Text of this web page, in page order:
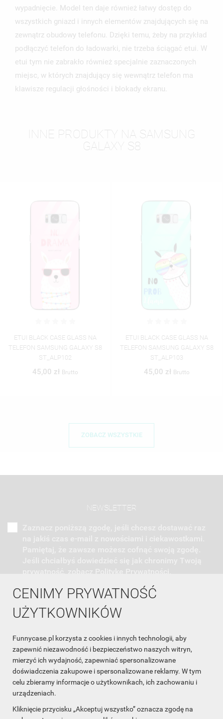
CENIMY PRYWATNOŚĆ
UŻYTKOWNIKÓW
Funnycase.pl korzysta z cookies i innych technologii, aby
zapewnić niezawodność i bezpieczeństwo naszych witryn,
mierzyć ich wydajność, zapewniać spersonalizowane
doświadczenia zakupowe i spersonalizowane reklamy. W tym
celu zbieramy informacje o użytkownikach, ich zachowaniu i
urządzeniach.
Kliknięcie przycisku „Akceptuj wszystko” oznacza zgodę na
wypadnięcie. Model ten daje również łatwy dostęp do
wszystkich gniazd i innych elementów znajdujących się na
zewnątrz obudowy telefonu. Dzięki temu, żeby na przykład
podłączyć telefon do ładowarki, nie trzeba ściągać etui. W
etui tym nie zabrakło również specjalnie zaznaczonych
miejsc, w których znajdujący się wewnątrz telefon ma
klawisze regulacji głośności i blokady ekranu.
INNE PRODUKTY NA SAMSUNG
GALAXY S8
ETUI BLACK CASE GLASS NA
TELEFON SAMSUNG GALAXY S8
ST_ALP102
45,00 zł Brutto
ETUI BLACK CASE GLASS NA
TELEFON SAMSUNG GALAXY S8
ST_ALP103
45,00 zł Brutto
ZOBACZ WSZYSTKIE
NEWSLETTER
INFORMACJA O SKLEPIE
INFORMACJE
OBSŁUGA KLIENTA
WSPÓŁPRACA